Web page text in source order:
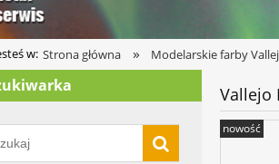
w: Strona główna » Modelarskie farby
Vallejo
nowość